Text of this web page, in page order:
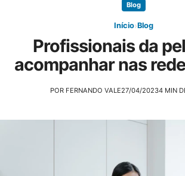
principal
Blog
Início›Blog
Profissionais da
acompanhar nas
POR FERNANDO VALE27/04/20234 MIN